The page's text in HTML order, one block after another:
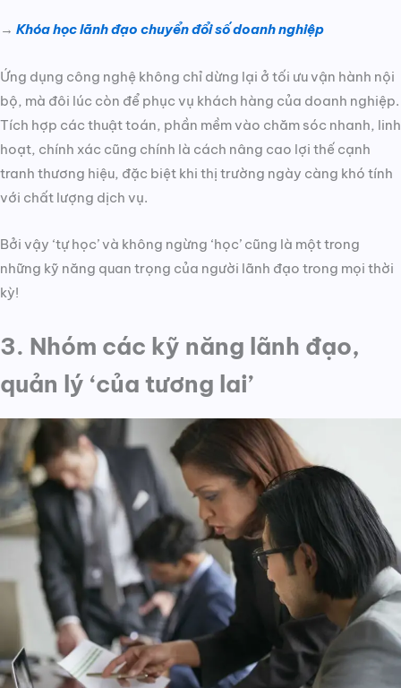
→ Khóa học lãnh đạo chuyển đổi số doanh nghiệp
Ứng dụng công nghệ không chỉ dừng lại ở tối ưu vận hành nội
bộ, mà đôi lúc còn để phục vụ khách hàng của doanh nghiệp.
Tích hợp các thuật toán, phần mềm vào chăm sóc nhanh, linh
hoạt, chính xác cũng chính là cách nâng cao lợi thế cạnh
tranh thương hiệu, đặc biệt khi thị trường ngày càng khó tính
với chất lượng dịch vụ.
Bởi vậy ‘tự học’ và không ngừng ‘học’ cũng là một trong
những kỹ năng quan trọng của người lãnh đạo trong mọi thời
kỳ!
3. Nhóm các kỹ năng lãnh đạo,
quản lý ‘của tương lai’